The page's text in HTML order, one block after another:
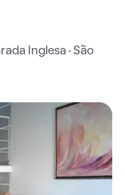
Inglesa · São